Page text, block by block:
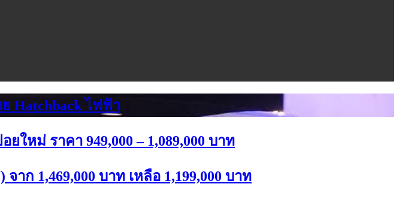
Hatchback ไฟฟ้า
ใหม่ ราคา 949,000 – 1,089,000 บาท
าก 1,469,000 บาท เหลือ 1,199,000 บาท